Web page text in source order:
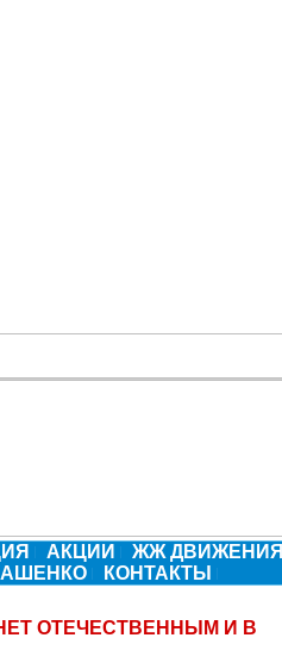
АКЦИИ
ЖЖ ДВИЖЕНИЯ
КОНТАКТЫ
ОТЕЧЕСТВЕННЫМ И В